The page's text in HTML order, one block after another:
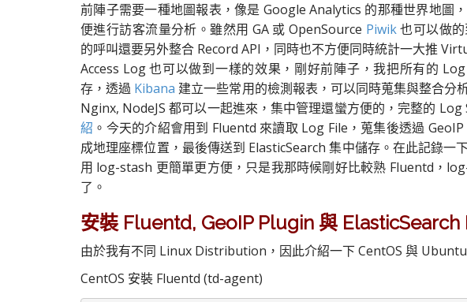
前陣子需要一種地圖報表，像是 Google Analytics 的那種世界地圖
便進行訪客流量分析。雖然用 GA 或 OpenSource Piwik也可以做的
的呼叫還要另外整合 Record API，同時也不方便同時統計一大推
Access Log 也可以做到一樣的效果，剛好前陣子，我把所有的
存，透過 Kibana 建立一些常用的檢測報表，可以同時蒐集與整合分
Nginx, NodeJS 都可以一起進來，集中管理還蠻方便的，完整的
紹 。今天的介紹會用到 Fluentd 來讀取 Log File，蒐集後透過
成地理座標位置，最後傳送到 ElasticSearch 集中儲存。在此記錄一
用 log-stash 更簡單更方便，只是我那時候剛好比較熟 Fluentd，
了。
安裝 Fluentd, GeoIP Plugin 與 ElasticSearch
由於我有不同 Linux Distribution，因此介紹一下 CentOS 與 Ubuntu
CentOS 安裝 Fluentd (td-agent)